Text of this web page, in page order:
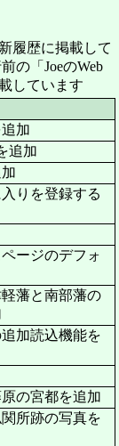
履歴に掲載して
の「JoeのWeb
しています
加
追加
りを登録する
ージのデフォ
藩と南部藩の
加読込機能を
の宮都を追加
所跡の写真を